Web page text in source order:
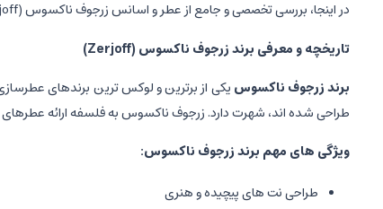
در اینجا، بررسی تخصصی و جامع از عطر و اسانس زرجوف ناکسوس (Zerjoff) به همراه تاریخچه ای مختصر و مفید ارائه می دهیم.
تاریخچه و معرفی برند زرجوف ناکسوس (Zerjoff)
برند زرجوف ناکسوس
طراحی شده اند، شهرت دارد. زرجوف ناکسوس به فلسفه ارائه
ویژگی های مهم برند زرجوف ناکسوس:
طراحی نت های پیچیده و هنری